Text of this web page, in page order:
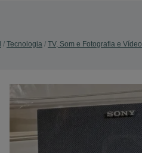
Tecnologia TV, Som e Fotografia e Vídeo